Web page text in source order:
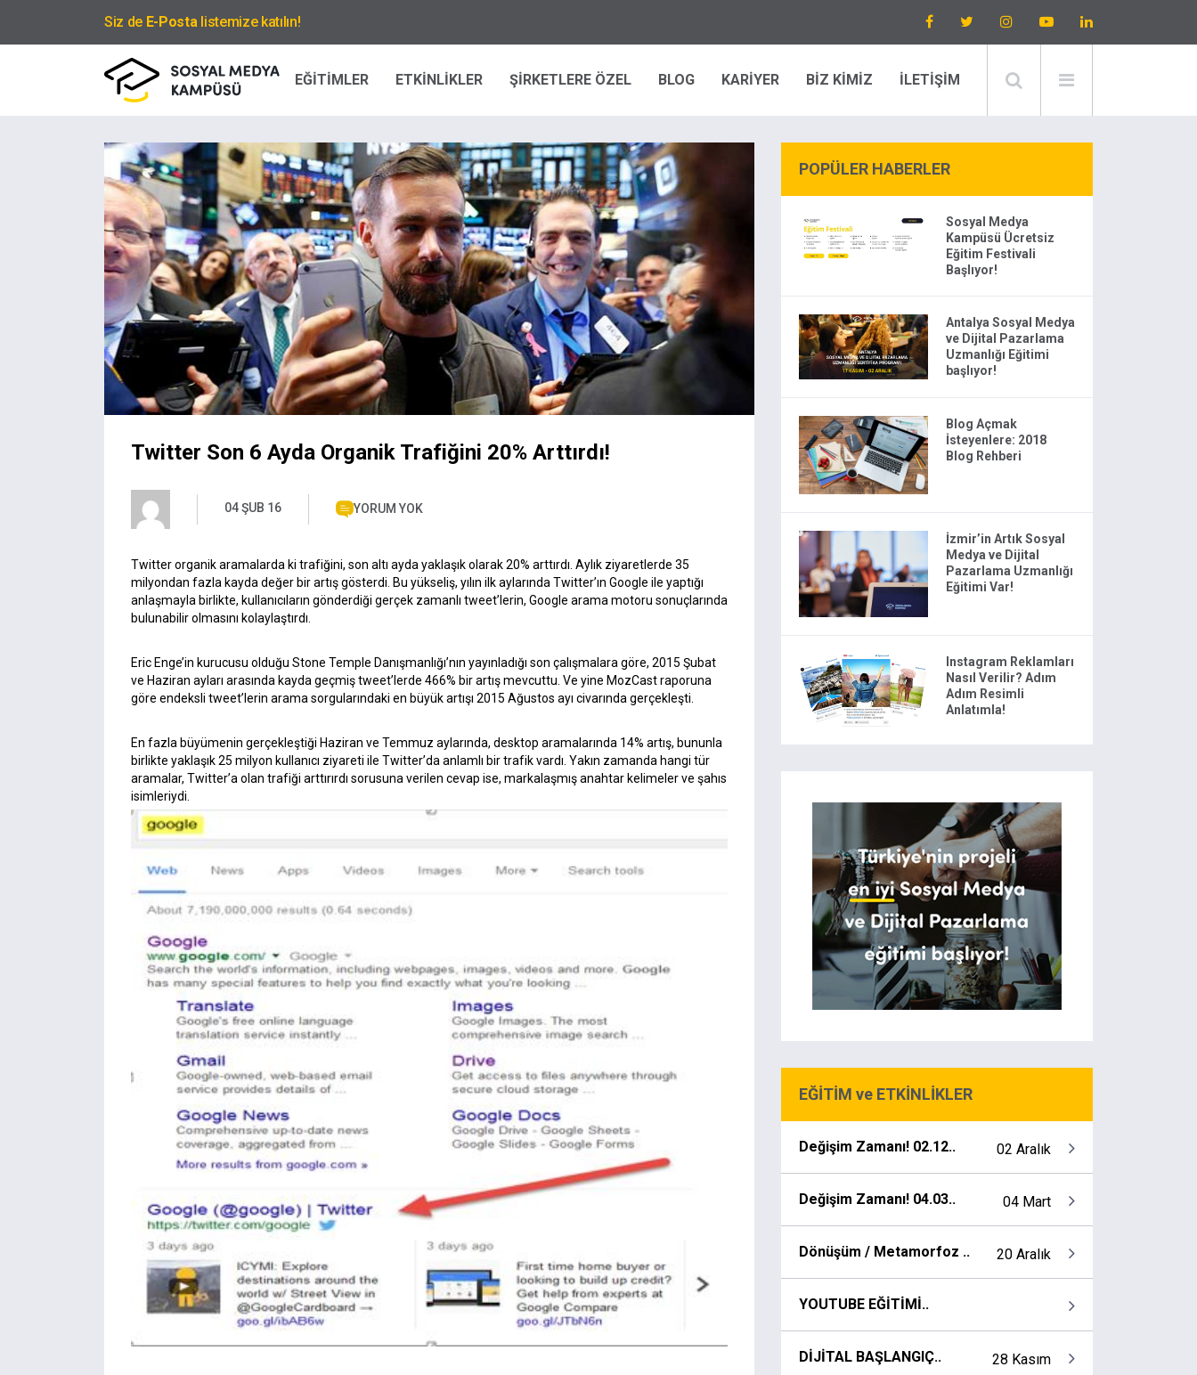
Siz de E-Postalistemize katılın!
EĞİTİMLER ETKİNLİKLER ŞİRKETLERE ÖZEL BLOG KARİYER BİZ KİMİZ İLETİŞİM
Twitter Son 6 Ayda Organik Trafiğini 20% Arttırdı!
04 ŞUB 16 YORUM YOK
Twitter organik aramalarda ki trafiğini, son altı ayda yaklaşık olarak 20% arttırdı. Aylık ziyaretlerde 35
milyondan fazla kayda değer bir artış gösterdi. Bu yükseliş, yılın ilk aylarında Twitter’ın Google ile yaptığı
anlaşmayla birlikte, kullanıcıların gönderdiği gerçek zamanlı tweet’lerin, Google arama motoru sonuçlarında
bulunabilir olmasını kolaylaştırdı.
Eric Enge’in kurucusu olduğu Stone Temple Danışmanlığı’nın yayınladığı son çalışmalara göre, 2015 Şubat
ve Haziran ayları arasında kayda geçmiş tweet’lerde 466% bir artış mevcuttu. Ve yine MozCast raporuna
göre endeksli tweet’lerin arama sorgularındaki en büyük artışı 2015 Ağustos ayı civarında gerçekleşti.
En fazla büyümenin gerçekleştiği Haziran ve Temmuz aylarında, desktop aramalarında 14% artış, bununla
birlikte yaklaşık 25 milyon kullanıcı ziyareti ile Twitter’da anlamlı bir trafik vardı. Yakın zamanda hangi tür
aramalar, Twitter’a olan trafiği arttırırdı sorusuna verilen cevap ise, markalaşmış anahtar kelimeler ve şahıs
isimleriydi.
POPÜLER HABERLER
Sosyal Medya
Kampüsü Ücretsiz
Eğitim Festivali
Başlıyor!
Antalya Sosyal Medya
ve Dijital Pazarlama
Uzmanlığı Eğitimi
başlıyor!
Blog Açmak
İsteyenlere: 2018
Blog Rehberi
İzmir’in Artık Sosyal
Medya ve Dijital
Pazarlama Uzmanlığı
Eğitimi Var!
Instagram Reklamları
Nasıl Verilir? Adım
Adım Resimli
Anlatımla!
EĞİTİM ve ETKİNLİKLER
Değişim Zamanı! 02.12.. 02 Aralık
Değişim Zamanı! 04.03.. 04 Mart
Dönüşüm / Metamorfoz .. 20 Aralık
YOUTUBE EĞİTİMİ..
DİJİTAL BAŞLANGIÇ.. 28 Kasım